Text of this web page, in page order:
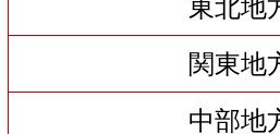
東北地
関東地
中部地